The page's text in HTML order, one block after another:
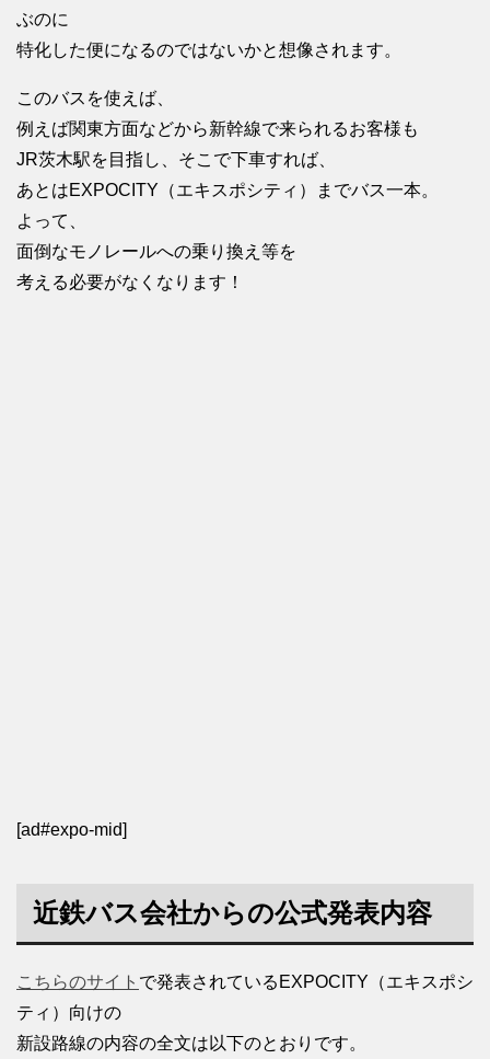
ぶのに
特化した便になるのではないかと想像されます。
このバスを使えば、
例えば関東方面などから新幹線で来られるお客様も
JR茨木駅を目指し、そこで下車すれば、
あとはEXPOCITY（エキスポシティ）までバス一本。
よって、
面倒なモノレールへの乗り換え等を
考える必要がなくなります！
[ad#expo-mid]
近鉄バス会社からの公式発表内容
こちらのサイト で発表されているEXPOCITY（エキスポシ
ティ）向けの
新設路線の内容の全文は以下のとおりです。